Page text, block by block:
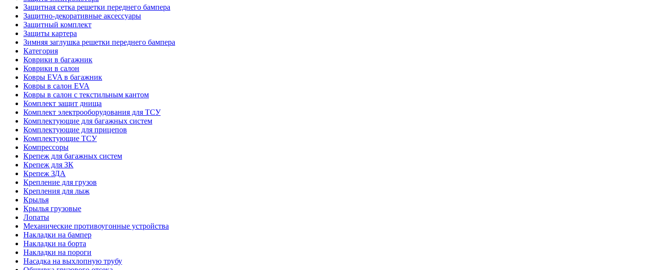
Защитная сетка решетки переднего бампера
Защитно-декоративные аксессуары
Защитный комплект
Защиты картера
Зимняя заглушка решетки переднего бампера
Категория
Коврики в багажник
Коврики в салон
Ковры EVA в багажник
Ковры в салон EVA
Ковры в салон с текстильным кантом
Комплект защит днища
Комплект электрооборудования для ТСУ
Комплектующие для багажных систем
Комплектующие для прицепов
Комплектующие ТСУ
Компрессоры
Крепеж для багажных систем
Крепеж для ЗК
Крепеж ЗДА
Крепление для грузов
Крепления для лыж
Крылья
Крылья грузовые
Лопаты
Механические противоугонные устройства
Накладки на бампер
Накладки на борта
Накладки на пороги
Насадка на выхлопную трубу